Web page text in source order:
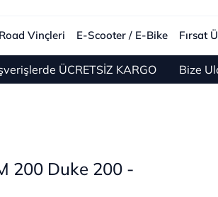
Vinçleri E-Scooter / E-Bike Fırsat
ÜCRETSİZ KARGO Bize Ulaşın
200 Duke 200 -